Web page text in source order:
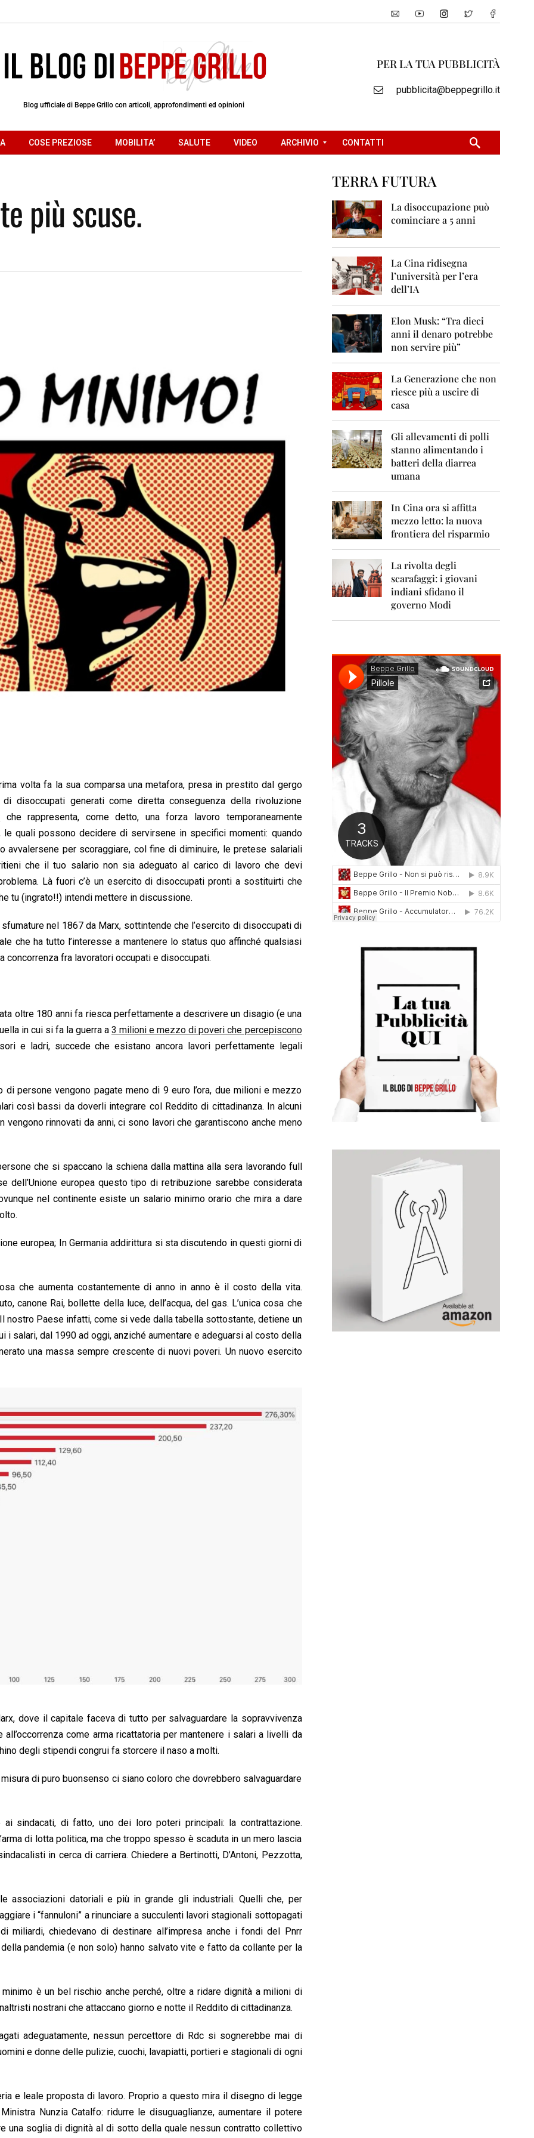
Blog ufficiale di Beppe Grillo con articoli, approfondimenti ed opinioni
PER LA TUA PUBBLICITÀ
pubblicita@beppegrillo.it
COSE PREZIOSE MOBILITA’ SALUTE VIDEO ARCHIVIO
2
0
1
2
2
2
1
6
CONTATTI
più scuse.
volta fa la sua comparsa una metafora, presa in prestito dal gergo
disoccupati generati come diretta conseguenza della rivoluzione
che rappresenta, come detto, una forza lavoro temporaneamente
quali possono decidere di servirsene in specifici momenti: quando
avvalersene per scoraggiare, col fine di diminuire, le pretese salariali
che il tuo salario non sia adeguato al carico di lavoro che devi
Là fuori c’è un esercito di disoccupati pronti a sostituirti che
tu (ingrato!!) intendi mettere in discussione.
nel 1867 da Marx, sottintende che l’esercito di disoccupati di
che ha tutto l’interesse a mantenere lo status quo affinché qualsiasi
concorrenza fra lavoratori occupati e disoccupati.
oltre 180 anni fa riesca perfettamente a descrivere un disagio (e una
in cui si fa la guerra a3 milioni e mezzo di poveri che percepiscono
e ladri, succede che esistano ancora lavori perfettamente legali
persone vengono pagate meno di 9 euro l’ora, due milioni e mezzo
così bassi da doverli integrare col Reddito di cittadinanza. In alcuni
rinnovati da anni, ci sono lavori che garantiscono anche meno
che si spaccano la schiena dalla mattina alla sera lavorando full
europea questo tipo di retribuzione sarebbe considerata
nel continente esiste un salario minimo orario che mira a dare
europea; In Germania addirittura si sta discutendo in questi giorni di
che aumenta costantemente di anno in anno è il costo della vita.
canone Rai, bollette della luce, dell’acqua, del gas. L’unica cosa che
nostro Paese infatti, come si vede dalla tabella sottostante, detiene un
salari, dal 1990 ad oggi, anziché aumentare e adeguarsi al costo della
una massa sempre crescente di nuovi poveri. Un nuovo esercito
dove il capitale faceva di tutto per salvaguardare la sopravvivenza
come arma ricattatoria per mantenere i salari a livelli da
degli stipendi congrui fa storcere il naso a molti.
di puro buonsenso ci siano coloro che dovrebbero salvaguardare
ai sindacati, di fatto, uno dei loro poteri principali: la contrattazione.
di lotta politica, ma che troppo spesso è scaduta in un mero lascia
in cerca di carriera. Chiedere a Bertinotti, D’Antoni, Pezzotta,
associazioni datoriali e più in grande gli industriali. Quelli che, per
i “fannuloni” a rinunciare a succulenti lavori stagionali sottopagati
miliardi, chiedevano di destinare all’impresa anche i fondi del Pnrr
pandemia (e non solo) hanno salvato vite e fatto da collante per la
è un bel rischio anche perché, oltre a ridare dignità a milioni di
nostrani che attaccano giorno e notte il Reddito di cittadinanza.
adeguatamente, nessun percettore di Rdc si sognerebbe mai di
e donne delle pulizie, cuochi, lavapiatti, portieri e stagionali di ogni
e leale proposta di lavoro. Proprio a questo mira il disegno di legge
Nunzia Catalfo: ridurre le disuguaglianze, aumentare il potere
una soglia di dignità al di sotto della quale nessun contratto collettivo
TERRA FUTURA
La disoccupazione può
cominciare a 5 anni
La Cina ridisegna
l’università per l’era
dell’IA
Elon Musk: “Tra dieci
anni il denaro potrebbe
non servire più”
La Generazione che non
riesce più a uscire di
casa
Gli allevamenti di polli
stanno alimentando i
batteri della diarrea
umana
In Cina ora si affitta
mezzo letto: la nuova
frontiera del risparmio
La rivolta degli
scarafaggi: i giovani
indiani sfidano il
governo Modi